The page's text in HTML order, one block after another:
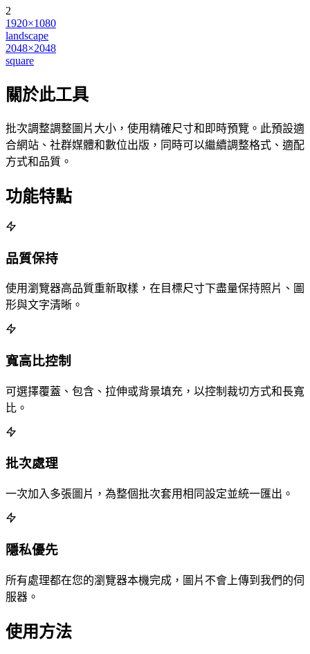
2
1920×1080
landscape
2048×2048
square
關於此工具
批次調整調整圖片大小，使用精確尺寸和即時預覽。此預設適
合網站、社群媒體和數位出版，同時可以繼續調整格式、適配
方式和品質。
功能特點
品質保持
使用瀏覽器高品質重新取樣，在目標尺寸下盡量保持照片、圖
形與文字清晰。
寬高比控制
可選擇覆蓋、包含、拉伸或背景填充，以控制裁切方式和長寬
比。
批次處理
一次加入多張圖片，為整個批次套用相同設定並統一匯出。
隱私優先
所有處理都在您的瀏覽器本機完成，圖片不會上傳到我們的伺
服器。
使用方法